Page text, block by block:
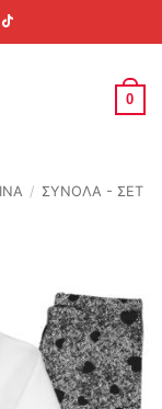
0
/ ΣΥΝΟΛΑ - ΣΕΤ